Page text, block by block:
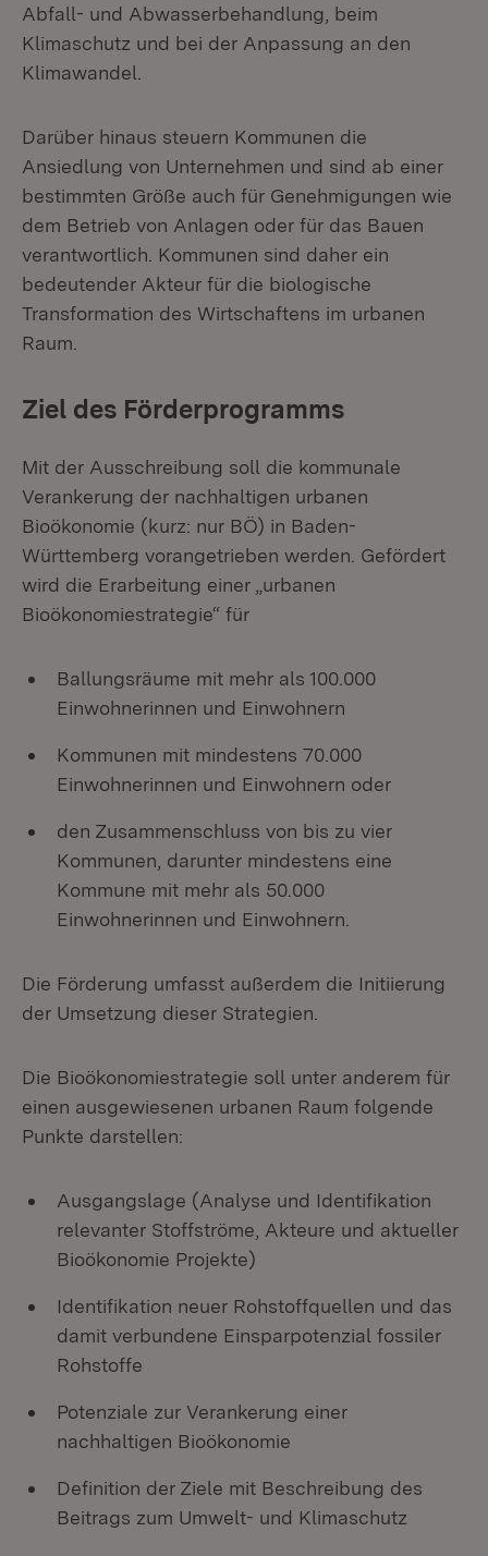
Abfall- und Abwasserbehandlung, beim
Klimaschutz und bei der Anpassung an den
Klimawandel.
Darüber hinaus steuern Kommunen die
Ansiedlung von Unternehmen und sind ab einer
bestimmten Größe auch für Genehmigungen wie
dem Betrieb von Anlagen oder für das Bauen
verantwortlich. Kommunen sind daher ein
bedeutender Akteur für die biologische
Transformation des Wirtschaftens im urbanen
Raum.
Ziel des Förderprogramms
Mit der Ausschreibung soll die kommunale
Verankerung der nachhaltigen urbanen
Bioökonomie (kurz: nur BÖ) in Baden-
Württemberg vorangetrieben werden. Gefördert
wird die Erarbeitung einer „urbanen
Bioökonomiestrategie“ für
Ballungsräume mit mehr als 100.000
Einwohnerinnen und Einwohnern
Kommunen mit mindestens 70.000
Einwohnerinnen und Einwohnern oder
den Zusammenschluss von bis zu vier
Kommunen, darunter mindestens eine
Kommune mit mehr als 50.000
Einwohnerinnen und Einwohnern.
Die Förderung umfasst außerdem die Initiierung
der Umsetzung dieser Strategien.
Die Bioökonomiestrategie soll unter anderem für
einen ausgewiesenen urbanen Raum folgende
Punkte darstellen:
Ausgangslage (Analyse und Identifikation
relevanter Stoffströme, Akteure und aktueller
Bioökonomie Projekte)
Identifikation neuer Rohstoffquellen und das
damit verbundene Einsparpotenzial fossiler
Rohstoffe
Potenziale zur Verankerung einer
nachhaltigen Bioökonomie
Definition der Ziele mit Beschreibung des
Beitrags zum Umwelt- und Klimaschutz